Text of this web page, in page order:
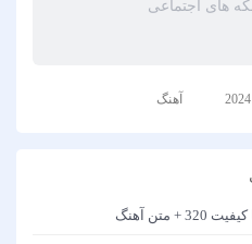
های اجتماعی
آهنگ
متن آهنگ